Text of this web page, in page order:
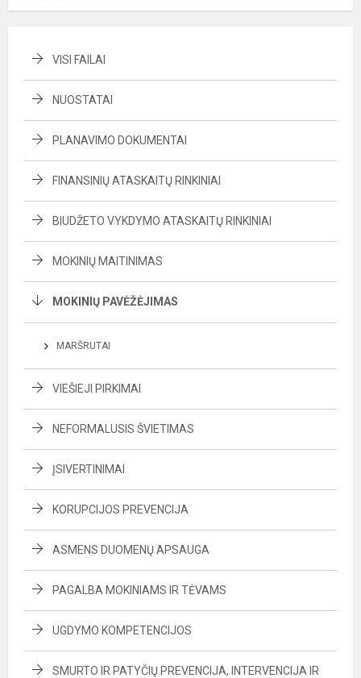
VISI FAILAI
NUOSTATAI
PLANAVIMO DOKUMENTAI
FINANSINIŲ ATASKAITŲ RINKINIAI
BIUDŽETO VYKDYMO ATASKAITŲ RINKINIAI
MOKINIŲ MAITINIMAS
MOKINIŲ PAVĖŽĖJIMAS
MARŠRUTAI
VIEŠIEJI PIRKIMAI
NEFORMALUSIS ŠVIETIMAS
ĮSIVERTINIMAI
KORUPCIJOS PREVENCIJA
ASMENS DUOMENŲ APSAUGA
PAGALBA MOKINIAMS IR TĖVAMS
UGDYMO KOMPETENCIJOS
SMURTO IR PATYČIŲ PREVENCIJA, INTERVENCIJA IR